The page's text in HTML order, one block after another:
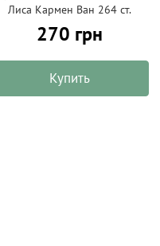
Лиса Кармен Ван 264 ст.
270 грн
Купить